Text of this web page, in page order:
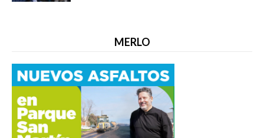
MERLO